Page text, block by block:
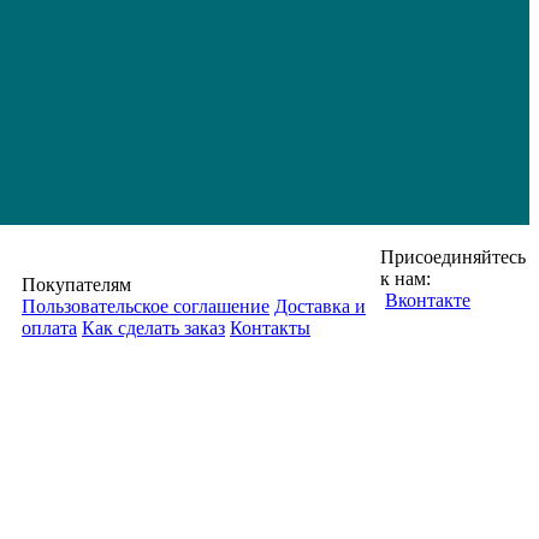
Покупателям
Пользовательское соглашение Доставка и
оплата Как сделать заказ Контакты
Присоединяйтесь
к нам:
Вконтакте